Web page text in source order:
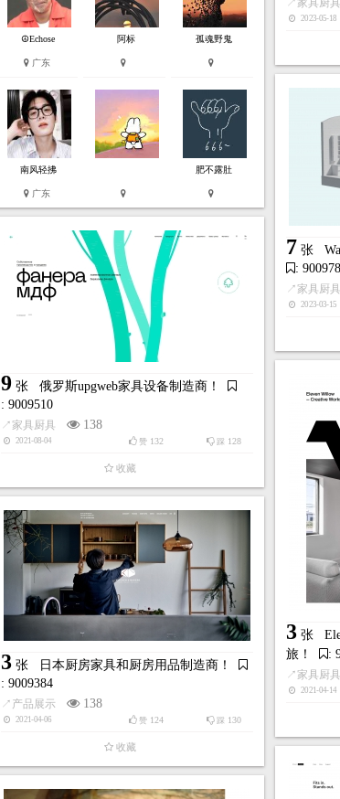
☮Echose
广东
阿标 孤魂野鬼
南风轻拂
广东
肥不露肚
↗家具厨具
2023-05-18
7 张
:
↗家具厨具
2023-03-15
9 张 俄罗斯upgweb家具设备制造商！
: 9009510
↗家具厨具 138
2021-08-04 踩 128
赞 132
收藏
3 张
旅！
:
↗家具厨具
2021-04-14
3 张
日本厨房家具和厨房用品制造商！
: 9009384
↗ 产品展示 138
2021-04-06 踩 130
赞 124
收藏